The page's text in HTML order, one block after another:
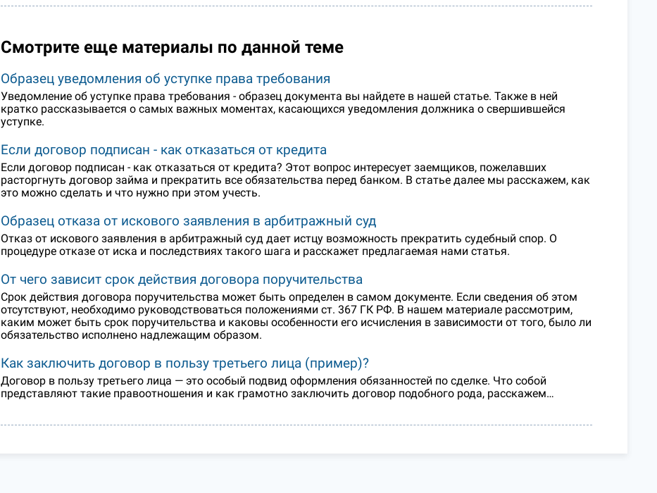
Смотрите еще материалы по данной теме
Образец уведомления об уступке права требования
Уведомление об уступке права требования - образец документа вы найдете в нашей статье. Также в ней
кратко рассказывается о самых важных моментах, касающихся уведомления должника о свершившейся
уступке.
Если договор подписан - как отказаться от кредита
Если договор подписан - как отказаться от кредита? Этот вопрос интересует заемщиков, пожелавших
расторгнуть договор займа и прекратить все обязательства перед банком. В статье далее мы расскажем, как
это можно сделать и что нужно при этом учесть.
Образец отказа от искового заявления в арбитражный суд
Отказ от искового заявления в арбитражный суд дает истцу возможность прекратить судебный спор. О
процедуре отказе от иска и последствиях такого шага и расскажет предлагаемая нами статья.
От чего зависит срок действия договора поручительства
Срок действия договора поручительства может быть определен в самом документе. Если сведения об этом
отсутствуют, необходимо руководствоваться положениями ст. 367 ГК РФ. В нашем материале рассмотрим,
каким может быть срок поручительства и каковы особенности его исчисления в зависимости от того, было ли
обязательство исполнено надлежащим образом.
Как заключить договор в пользу третьего лица (пример)?
Договор в пользу третьего лица — это особый подвид оформления обязанностей по сделке. Что собой
представляют такие правоотношения и как грамотно заключить договор подобного рода, расскажем…